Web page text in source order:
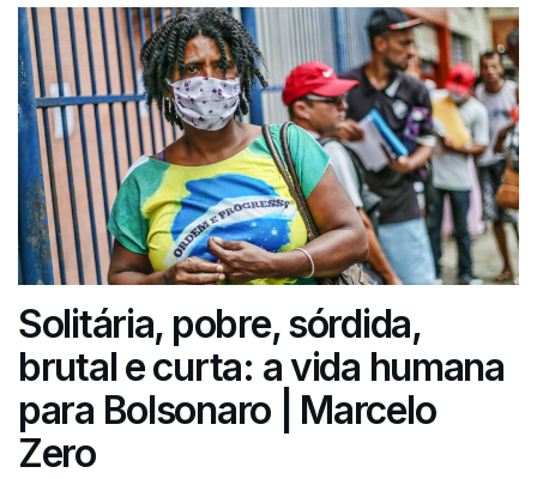
Solitária, pobre, sórdida,
brutal e curta: a vida humana
para Bolsonaro | Marcelo
Zero